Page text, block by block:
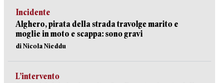
Incidente
Alghero, pirata della strada travolge marito e
moglie in moto e scappa: sono gravi
di Nicola Nieddu
L’intervento